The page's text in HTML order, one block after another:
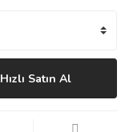
Hızlı Satın Al